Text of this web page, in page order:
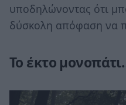
υποδηλώνοντας ότι
δύσκολη απόφαση να
Το έκτο